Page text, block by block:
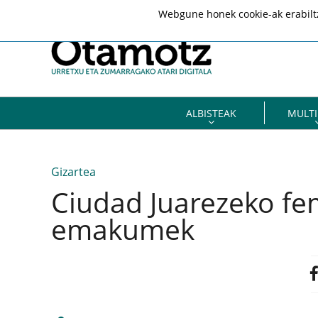
ALBISTEAK
Gizartea
Ciudad Juarezeko
emakumek
Webgune honek cookie-ak